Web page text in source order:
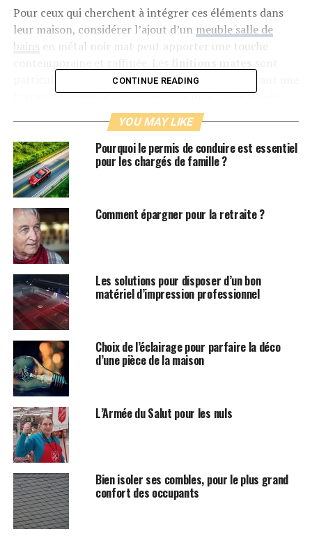
Pour ceux qui cherchent à intégrer ces éléments dans
leur maison, considérer l’ajout d’un meuble salle de
bains en métal noir mat peut apporter une touche
particulièrement populaires cette année, apportant une
texture agréable et une apparence plus sophistiquée.
Intégration de couleurs vives
Alors que le style industriel privilégie les teintes
neutres, 2024 voit également une montée en puissance
descouleurs vives
éclatantes peuvent prendre la forme de carrelage
mural, de peintures ou même d’accessoires décoratifs.
Palette de couleurs
Les palettes de couleurs modernes incluent des tons
tels que lebleu cobalt
nuances de
transforment votre salle de bain en un espace
énergisant et unique. Essayez d’intégrer ces couleurs
dans les éléments de base comme les lavabos ou les
meubles de rangement pour obtenir un effet saisissant.
Accessoires colorés
Au-delà des murs et des meubles, les accessoires jouent
un rôle crucial dans l’introduction de
Pensez aux serviettes, aux tapis de bain et même aux
rideaux de douche colorés pour ajouter du peps à votre
salle de bain sans trop d’effort ni de coût.
CONTINUE READING
YOU MAY LIKE
Pourquoi le permis de conduire est essentiel
pour les chargés de famille ?
Comment épargner pour la retraite ?
Les solutions pour disposer d’un bon
matériel d’impression professionnel
Choix de l’éclairage pour parfaire la déco
d’une pièce de la maison
L’Armée du Salut pour les nuls
Bien isoler ses combles, pour le plus grand
confort des occupants